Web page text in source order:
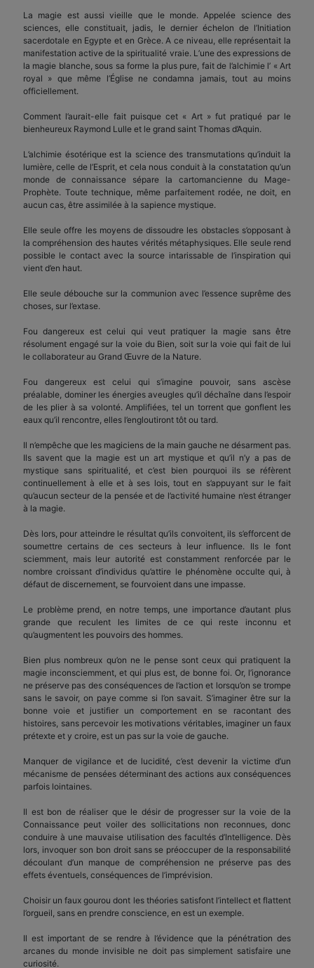
La magie est aussi vieille que le monde. Appelée science des
sciences, elle constituait, jadis, le dernier échelon de l’Initiation
sacerdotale en Egypte et en Grèce. A ce niveau, elle représentait la
manifestation active de la spiritualité vraie. L’une des expressions de
la magie blanche, sous sa forme la plus pure, fait de l’alchimie l’ « Art
royal » que même l’Église ne condamna jamais, tout au moins
officiellement.
Comment l’aurait-elle fait puisque cet « Art » fut pratiqué par le
bienheureux Raymond Lulle et le grand saint Thomas d’Aquin.
L’alchimie ésotérique est la science des transmutations qu’induit la
lumière, celle de l’Esprit, et cela nous conduit à la constatation qu’un
monde de connaissance sépare la cartomancienne du Mage-
Prophète. Toute technique, même parfaitement rodée, ne doit, en
aucun cas, être assimilée à la sapience mystique.
Elle seule offre les moyens de dissoudre les obstacles s’opposant à
la compréhension des hautes vérités métaphysiques. Elle seule rend
possible le contact avec la source intarissable de l’inspiration qui
vient d’en haut.
Elle seule débouche sur la communion avec l’essence suprême des
choses, sur l’extase.
Fou dangereux est celui qui veut pratiquer la magie sans être
résolument engagé sur la voie du Bien, soit sur la voie qui fait de lui
le collaborateur au Grand Œuvre de la Nature.
Fou dangereux est celui qui s’imagine pouvoir, sans ascèse
préalable, dominer les énergies aveugles qu’il déchaîne dans l’espoir
de les plier à sa volonté. Amplifiées, tel un torrent que gonflent les
eaux qu’il rencontre, elles l’engloutiront tôt ou tard.
Il n’empêche que les magiciens de la main gauche ne désarment pas.
Ils savent que la magie est un art mystique et qu’il n’y a pas de
mystique sans spiritualité, et c’est bien pourquoi ils se réfèrent
continuellement à elle et à ses lois, tout en s’appuyant sur le fait
qu’aucun secteur de la pensée et de l’activité humaine n’est étranger
à la magie.
Dès lors, pour atteindre le résultat qu’ils convoitent, ils s’efforcent de
soumettre certains de ces secteurs à leur influence. Ils le font
sciemment, mais leur autorité est constamment renforcée par le
nombre croissant d’individus qu’attire le phénomène occulte qui, à
défaut de discernement, se fourvoient dans une impasse.
Le problème prend, en notre temps, une importance d’autant plus
grande que reculent les limites de ce qui reste inconnu et
qu’augmentent les pouvoirs des hommes.
Bien plus nombreux qu’on ne le pense sont ceux qui pratiquent la
magie inconsciemment, et qui plus est, de bonne foi. Or, l’ignorance
ne préserve pas des conséquences de l’action et lorsqu’on se trompe
sans le savoir, on paye comme si l’on savait. S’imaginer être sur la
bonne voie et justifier un comportement en se racontant des
histoires, sans percevoir les motivations véritables, imaginer un faux
prétexte et y croire, est un pas sur la voie de gauche.
Manquer de vigilance et de lucidité, c’est devenir la victime d’un
mécanisme de pensées déterminant des actions aux conséquences
parfois lointaines.
Il est bon de réaliser que le désir de progresser sur la voie de la
Connaissance peut voiler des sollicitations non reconnues, donc
conduire à une mauvaise utilisation des facultés d’Intelligence. Dès
lors, invoquer son bon droit sans se préoccuper de la responsabilité
découlant d’un manque de compréhension ne préserve pas des
effets éventuels, conséquences de l’imprévision.
Choisir un faux gourou dont les théories satisfont l’intellect et flattent
l’orgueil, sans en prendre conscience, en est un exemple.
Il est important de se rendre à l’évidence que la pénétration des
arcanes du monde invisible ne doit pas simplement satisfaire une
curiosité.